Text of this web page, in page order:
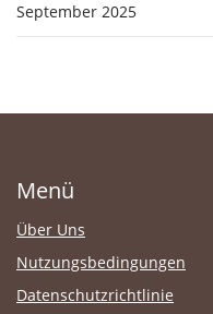
September 2025
Menü
Über Uns
Nutzungsbedingungen
Datenschutzrichtlinie